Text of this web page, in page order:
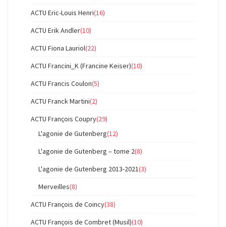
ACTU Eric-Louis Henri(16)
ACTU Erik Andler(10)
ACTU Fiona Lauriol(22)
ACTU Francini_K (Francine Keiser)(10)
ACTU Francis Coulon(5)
ACTU Franck Martini(2)
ACTU François Coupry(29)
L'agonie de Gutenberg(12)
L'agonie de Gutenberg – tome 2(8)
L'agonie de Gutenberg 2013-2021(3)
Merveilles(8)
ACTU François de Coincy(38)
ACTU François de Combret (Musil)(10)